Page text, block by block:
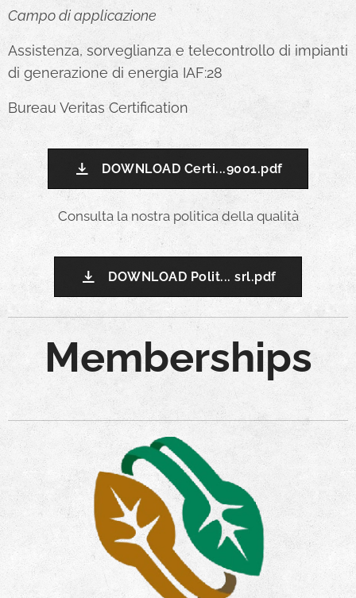
Campo di applicazione
Assistenza, sorveglianza e telecontrollo di impianti
di generazione di energia IAF:28
Bureau Veritas Certification
DOWNLOAD Certi...9001.pdf
Consulta la nostra politica della qualità
DOWNLOAD Polit... srl.pdf
Memberships